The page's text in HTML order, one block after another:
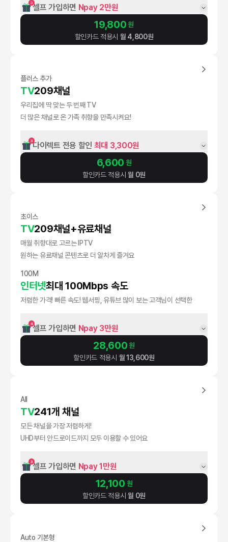
3셀프 가입하면 Npay 2만원
19,800원
할인카드 적용시 월 4,800원
플러스 추가
TV209채널
우리집에 딱 맞는 두 번째 TV
더 많은 채널로 온 가족 취향을 만족시켜요!
3다이렉트 전용 할인 최대 3,300원
6,600 원
할인카드 적용시 월 0원
초이스
TV209채널+유료채널
매월 취향대로 고르는 IPTV
원하는 유료채널 콘텐츠로 더 알차게 즐겨요
100M
인터넷최대 100Mbps 속도
저렴한 가격! 빠른 속도! 웹서핑, 유튜브 많이 보는 고객님이 선택한
4셀프 가입하면 Npay 3만원
28,600원
할인카드 적용시 월13,600원
All
TV241개 채널
모든 채널을 가장 저렴하게!
UHD부터 안드로이드까지 모두 이용할 수 있어요
3셀프 가입하면 Npay 1만원
12,100 원
할인카드 적용시 월 0원
Auto 기본형